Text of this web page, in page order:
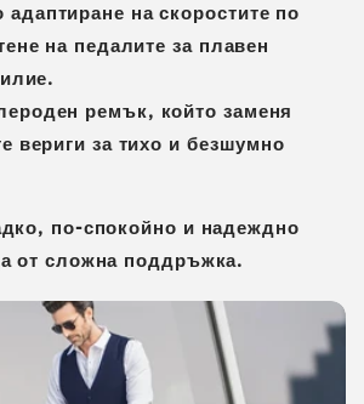
адаптиране на скоростите по
на педалите за плавен
ремък, който заменя
вериги за тихо и безшумно
по-спокойно и надеждно
от сложна поддръжка.